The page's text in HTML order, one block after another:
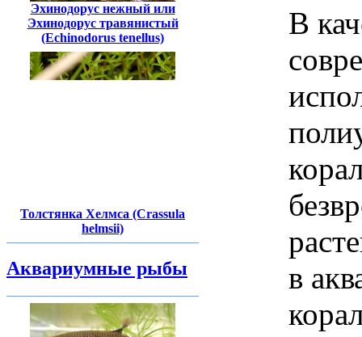
Эхинодорус нежный или
Эхинодорус травянистый
(Echinodorus tenellus)
Толстянка Хелмса (Crassula
helmsii)
Аквариумные рыбы
В
в